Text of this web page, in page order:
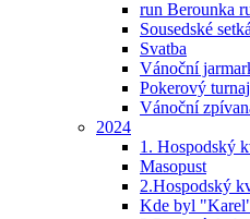
run Berounka
Sousedské
Svatba
Vánoční
Pokerový turnaj
Vánoční
2024
1. Hospodský
Masopust
2.Hospodský
Kde byl